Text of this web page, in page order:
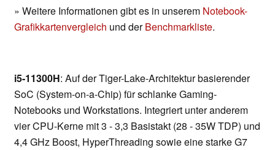
» Weitere Informationen gibt es in unserem Notebook-
Grafikkartenvergleich und derBenchmarkliste.
i5-11300H: Auf der Tiger-Lake-Architektur basierender
SoC (System-on-a-Chip) für schlanke Gaming-
Notebooks und Workstations. Integriert unter anderem
vier CPU-Kerne mit 3 - 3,3 Basistakt (28 - 35W TDP) und
4,4 GHz Boost, HyperThreading sowie eine starke G7